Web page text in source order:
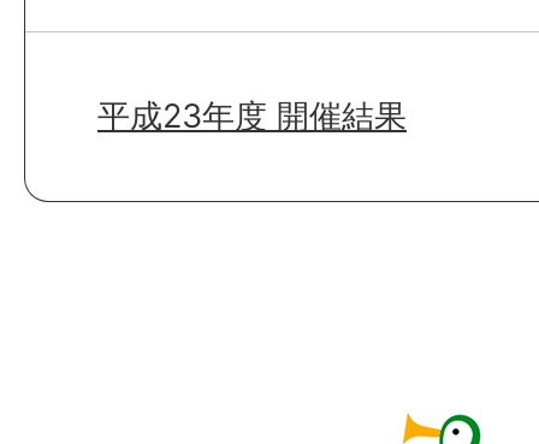
平成23年度 開催結果